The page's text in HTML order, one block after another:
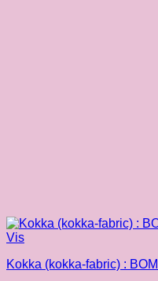
Vis
Kokka (kokka-fabric) :